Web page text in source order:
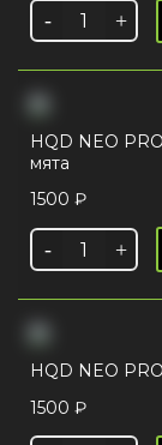
HQD NEO
мята
1500 ₽
HQD NEO
1500 ₽